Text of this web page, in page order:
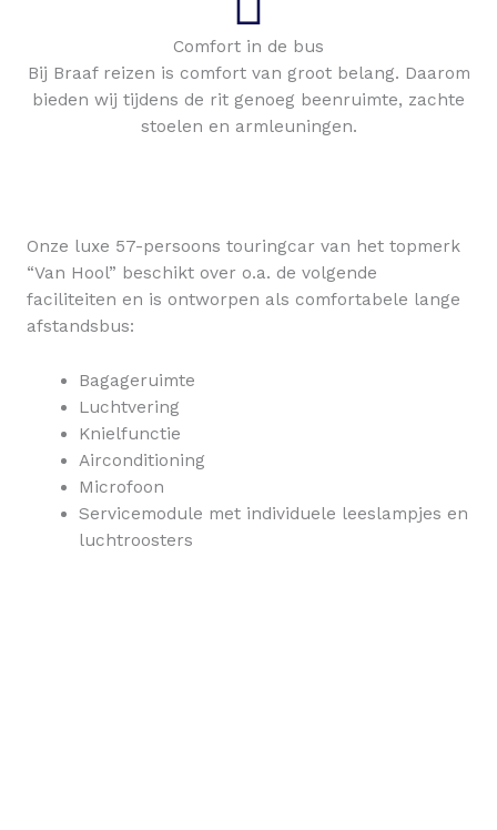
Comfort in de bus
Bij Braaf reizen is comfort van groot belang. Daarom
bieden wij tijdens de rit genoeg beenruimte, zachte
stoelen en armleuningen.
Onze luxe 57-persoons touringcar van het topmerk
“Van Hool” beschikt over o.a. de volgende
faciliteiten en is ontworpen als comfortabele lange
afstandsbus:
Bagageruimte
Luchtvering
Knielfunctie
Airconditioning
Microfoon
Servicemodule met individuele leeslampjes en
luchtroosters